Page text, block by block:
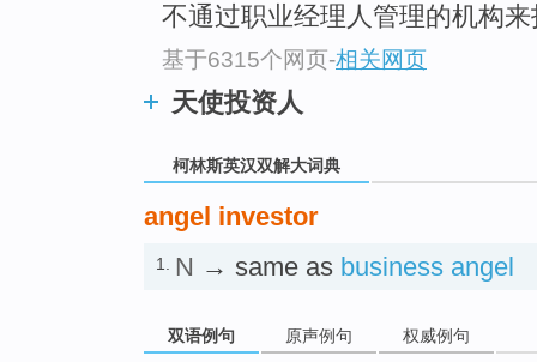
不通过职业经理人管理的机构
基于6315个网页-相关网页
天使投资人
柯林斯英汉双解大词典
angel investor
1. N → same as business angel
双语例句 原声例句 权威例句